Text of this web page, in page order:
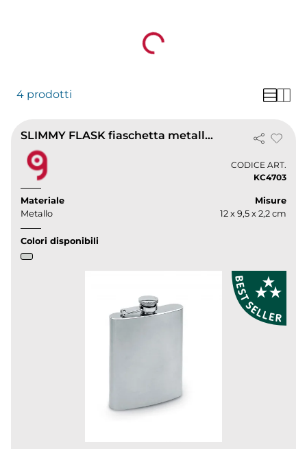
pensate per essere resistenti e durevoli nel
tempo, oltre a mantenere intatto il gusto delle
Loading...
4 prodotti
SLIMMY FLASK fiaschetta metallo satinato 175ml compatta 124g
CODICE ART.
KC4703
Materiale
Metallo
Misure
12 x 9,5 x 2,2 cm
Colori disponibili